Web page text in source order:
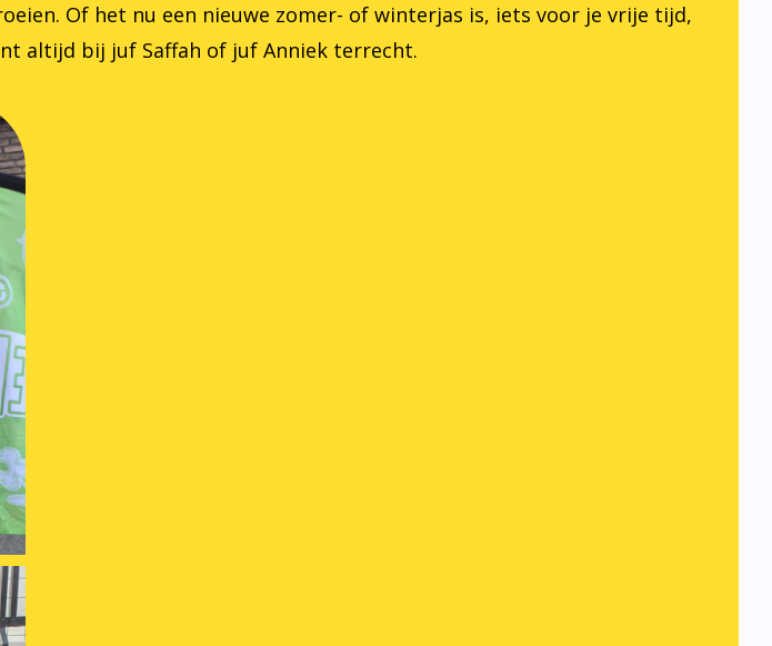
Of het nu een nieuwe zomer- of winterjas is, iets voor je vrije tijd,
altijd bij juf Saffah of juf Anniek terrecht.